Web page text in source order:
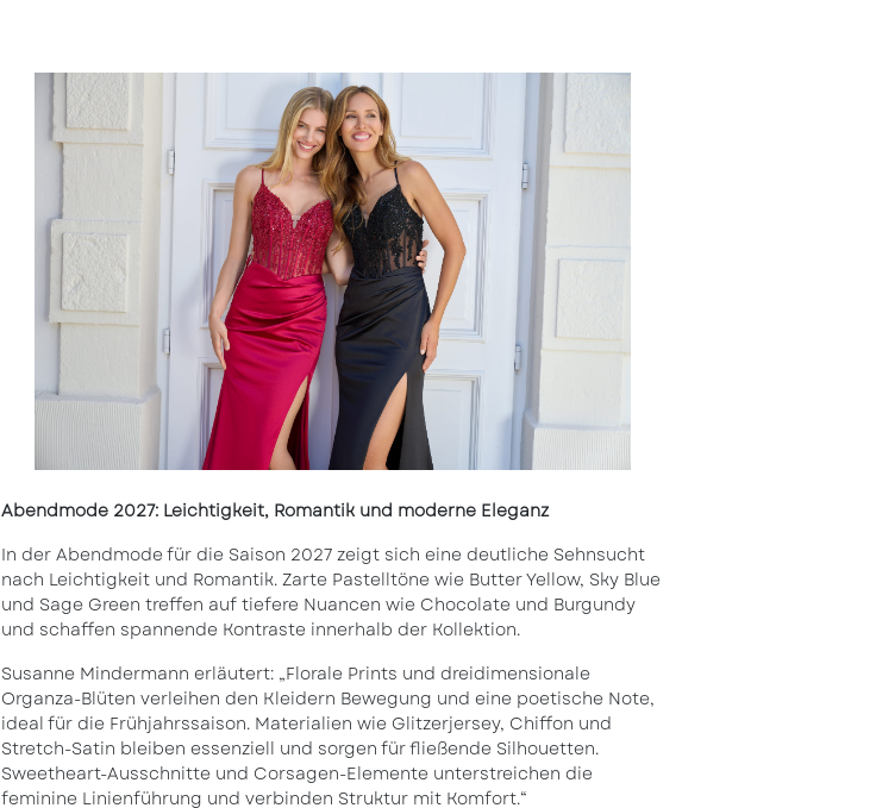
Abendmode 2027: Leichtigkeit, Romantik und moderne Eleganz
In der Abendmode für die Saison 2027 zeigt sich eine deutliche Sehnsucht
nach Leichtigkeit und Romantik. Zarte Pastelltöne wie Butter Yellow, Sky Blue
und Sage Green treffen auf tiefere Nuancen wie Chocolate und Burgundy
und schaffen spannende Kontraste innerhalb der Kollektion.
Susanne Mindermann erläutert: „Florale Prints und dreidimensionale
Organza-Blüten verleihen den Kleidern Bewegung und eine poetische Note,
ideal für die Frühjahrssaison. Materialien wie Glitzerjersey, Chiffon und
Stretch-Satin bleiben essenziell und sorgen für fließende Silhouetten.
Sweetheart-Ausschnitte und Corsagen-Elemente unterstreichen die
feminine Linienführung und verbinden Struktur mit Komfort.“